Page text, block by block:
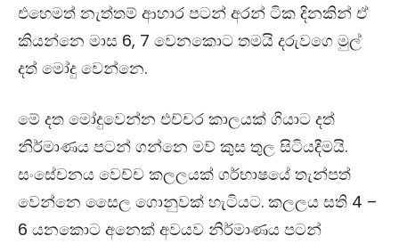
එහෙමත් නැත්තම් ආහාර පටන් අරන් ටික දිනකින් ඒ
කියන්නෙ මාස 6, 7 වෙනකොට තමයි දරුවගෙ මුල්
දත් මෝදු වෙන්නෙ.
මේ දත මෝදුවෙන්න එච්චර කාලයක් ගියාට දත්
නිර්මාණය පටන් ගන්නෙ මව් කුස තුල සිටියදීමයි.
සංසේචනය වෙච්ච කලලයක් ගර්භාෂයේ තැන්පත්
වෙන්නෙ සෛල ගොනුවක් හැටියට. කලලය සති 4 –
6 යනකොට අනෙක් අවයව නිර්මාණය පටන්